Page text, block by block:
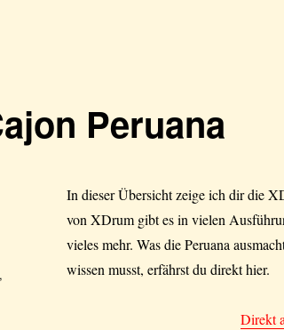
Peruana
In dieser Übersicht zeige ich dir die
von XDrum gibt es in vielen
vieles mehr. Was die Peruana
wissen musst, erfährst du direkt hier.
Direkt
,